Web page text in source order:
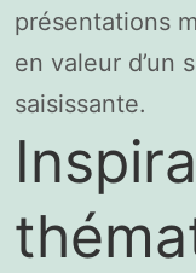
présentations
en valeur d’un
saisissante.